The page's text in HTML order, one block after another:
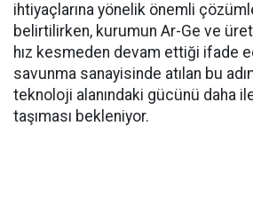
ihtiyaçlarına yönelik önemli
belirtilirken, kurumun Ar-Ge ve
hız kesmeden devam ettiği ifade
savunma sanayisinde atılan bu
teknoloji alanındaki gücünü daha
taşıması bekleniyor.